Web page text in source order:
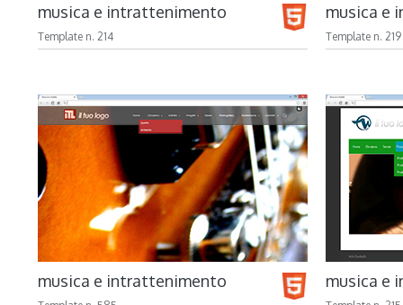
musica e intrattenimento
Template n. 214
musica e
Template n. 219
musica e intrattenimento musica e